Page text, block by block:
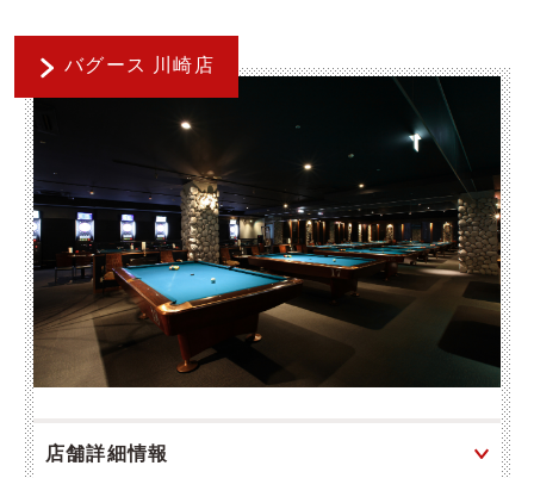
バグース 川崎店
店舗詳細情報